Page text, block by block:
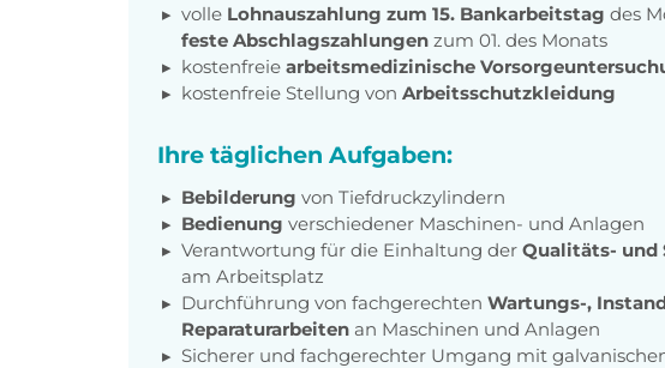
volle Lohnauszahlung zum 15. Bankarbeitstag des
feste Abschlagszahlungen zum 01. des Monats
kostenfreie arbeitsmedizinische
kostenfreie Stellung von Arbeitsschutzkleidung
Ihre täglichen Aufgaben:
Bebilderung von Tiefdruckzylindern
Bedienung verschiedener Maschinen- und Anlagen
Verantwortung für die Einhaltung der Qualitäts- und
am Arbeitsplatz
Durchführung von fachgerechten Wartungs-,
Reparaturarbeiten an Maschinen und Anlagen
Sicherer und fachgerechter Umgang mit